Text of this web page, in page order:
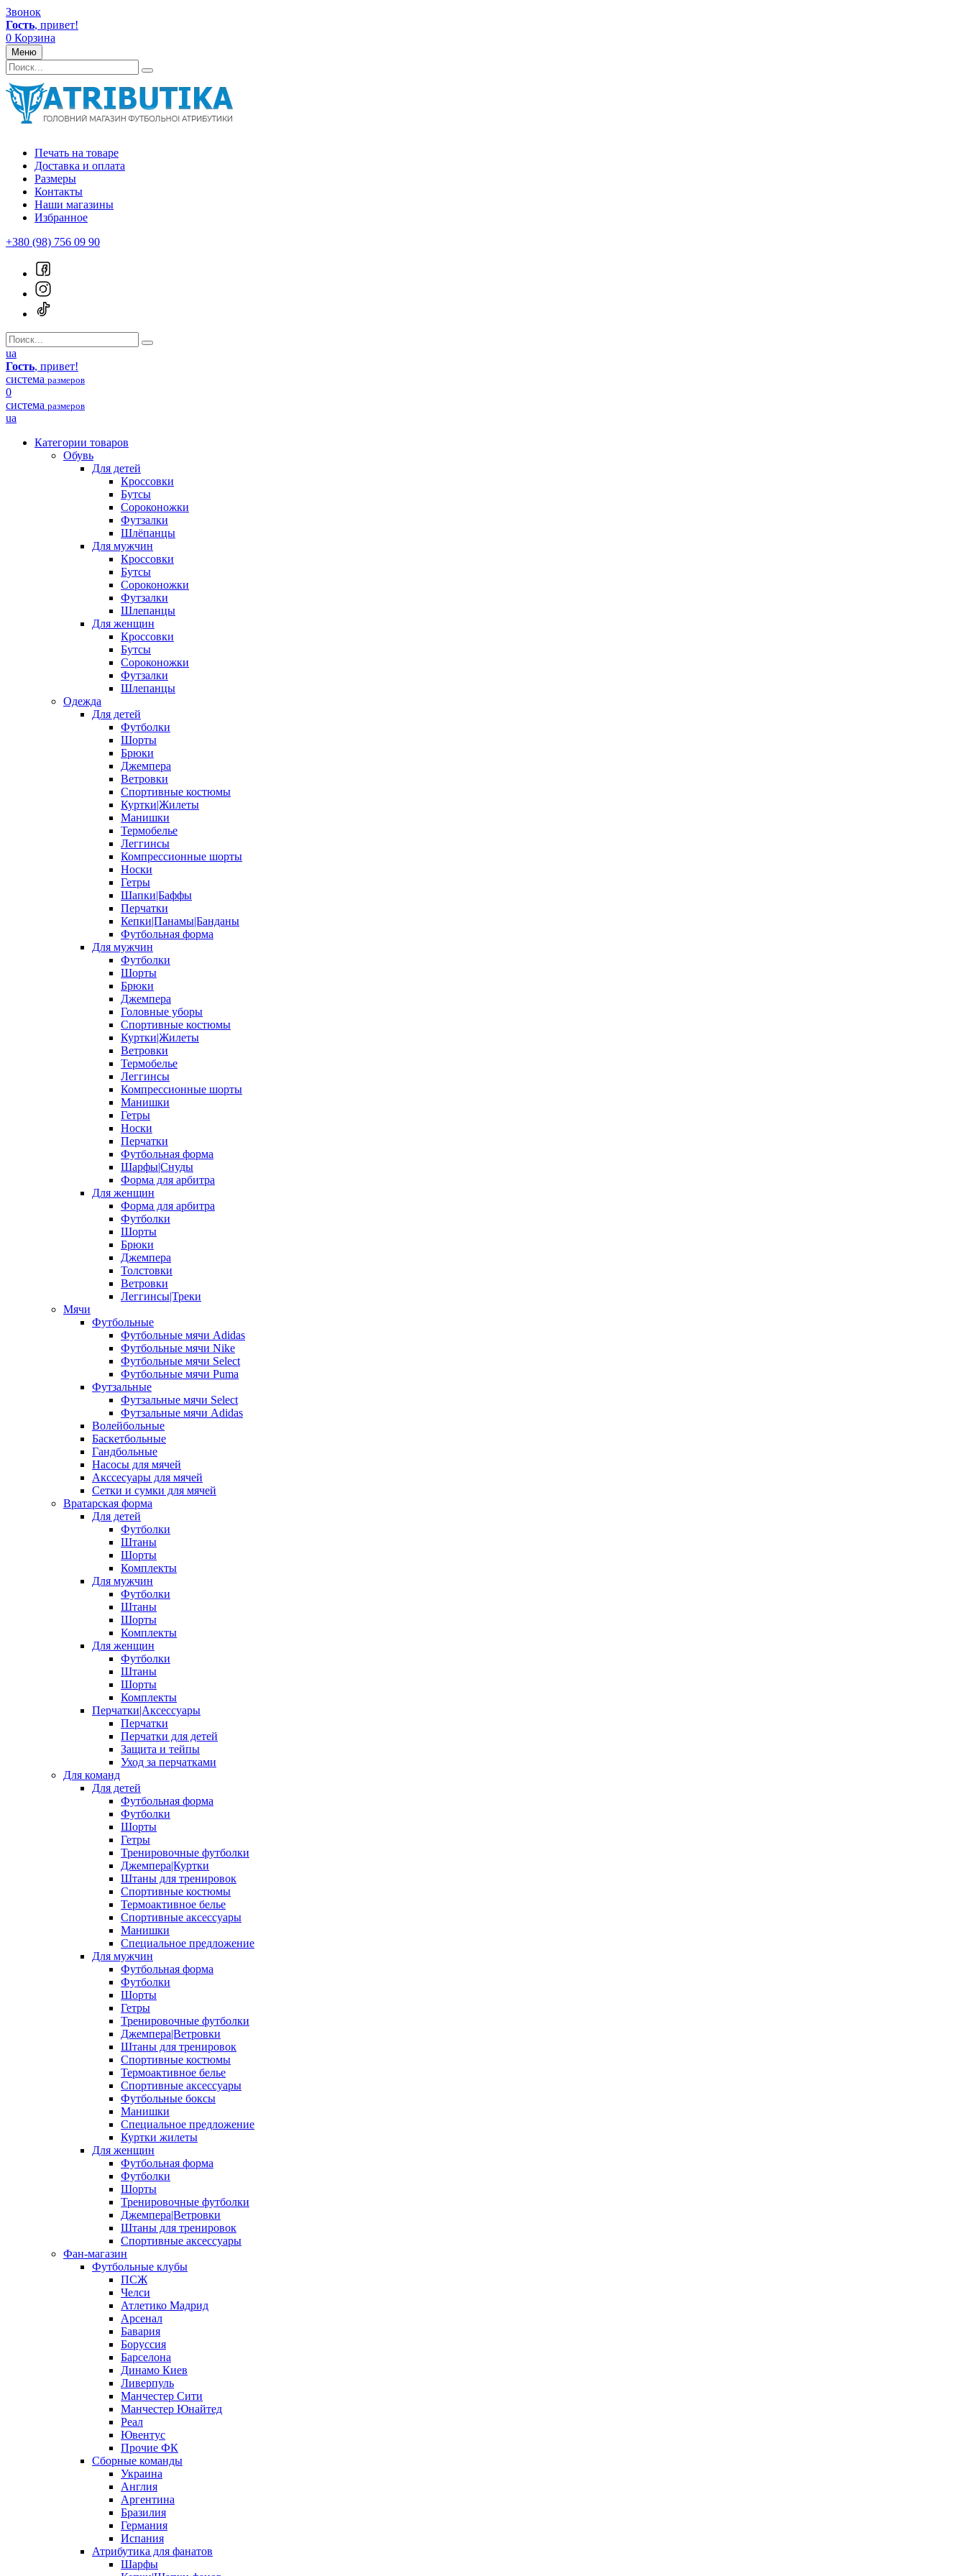
Звонок
Гость, привет!
0 Корзина
Меню
Печать на товаре
Доставка и оплата
Размеры
Контакты
Наши магазины
Избранное
+380 (98) 756 09 90
ua
Гость, привет!
система размеров
0
система размеров
ua
Категории товаров
Обувь
Для детей
Кроссовки
Бутсы
Сороконожки
Футзалки
Шлёпанцы
Для мужчин
Кроссовки
Бутсы
Сороконожки
Футзалки
Шлепанцы
Для женщин
Кроссовки
Бутсы
Сороконожки
Футзалки
Шлепанцы
Одежда
Для детей
Футболки
Шорты
Брюки
Джемпера
Ветровки
Спортивные костюмы
Куртки|Жилеты
Манишки
Термобелье
Леггинсы
Компрессионные шорты
Носки
Гетры
Шапки|Баффы
Перчатки
Кепки|Панамы|Банданы
Футбольная форма
Для мужчин
Футболки
Шорты
Брюки
Джемпера
Головные уборы
Спортивные костюмы
Куртки|Жилеты
Ветровки
Термобелье
Леггинсы
Компрессионные шорты
Манишки
Гетры
Носки
Перчатки
Футбольная форма
Шарфы|Снуды
Форма для арбитра
Для женщин
Форма для арбитра
Футболки
Шорты
Брюки
Джемпера
Толстовки
Ветровки
Леггинсы|Треки
Мячи
Футбольные
Футбольные мячи Adidas
Футбольные мячи Nike
Футбольные мячи Select
Футбольные мячи Puma
Футзальные
Футзальные мячи Select
Футзальные мячи Adidas
Волейбольные
Баскетбольные
Гандбольные
Насосы для мячей
Акссесуары для мячей
Сетки и сумки для мячей
Вратарская форма
Для детей
Футболки
Штаны
Шорты
Комплекты
Для мужчин
Футболки
Штаны
Шорты
Комплекты
Для женщин
Футболки
Штаны
Шорты
Комплекты
Перчатки|Аксессуары
Перчатки
Перчатки для детей
Защита и тейпы
Уход за перчатками
Для команд
Для детей
Футбольная форма
Футболки
Шорты
Гетры
Тренировочные футболки
Джемпера|Куртки
Штаны для тренировок
Спортивные костюмы
Термоактивное белье
Спортивные аксессуары
Манишки
Специальное предложение
Для мужчин
Футбольная форма
Футболки
Шорты
Гетры
Тренировочные футболки
Джемпера|Ветровки
Штаны для тренировок
Спортивные костюмы
Термоактивное белье
Спортивные аксессуары
Футбольные боксы
Манишки
Специальное предложение
Куртки жилеты
Для женщин
Футбольная форма
Футболки
Шорты
Тренировочные футболки
Джемпера|Ветровки
Штаны для тренировок
Спортивные аксессуары
Фан-магазин
Футбольные клубы
ПСЖ
Челси
Атлетико Мадрид
Арсенал
Бавария
Боруссия
Барселона
Динамо Киев
Ливерпуль
Манчестер Сити
Манчестер Юнайтед
Реал
Ювентус
Прочие ФК
Сборные команды
Украина
Англия
Аргентина
Бразилия
Германия
Испания
Атрибутика для фанатов
Шарфы